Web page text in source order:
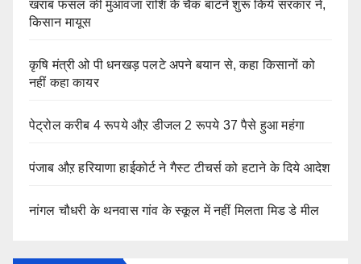
खराब फसल की मुआवजा राशि के चैक बांटने शुरू किये सरकार ने,
किसान मायूस
कृषि मंत्री ओ पी धनखड़ पलटे अपने बयान से, कहा किसानों को
नहीं कहा कायर
पेट्रोल करीब 4 रूपये औऱ डीजल 2 रूपये 37 पैसे हुआ महंगा
पंजाब औऱ हरियाणा हाईकोर्ट ने गैस्ट टीचर्स को हटाने के दिये आदेश
नांगल चौधरी के थनवास गांव के स्कूल में नहीं मिलता मिड डे मील